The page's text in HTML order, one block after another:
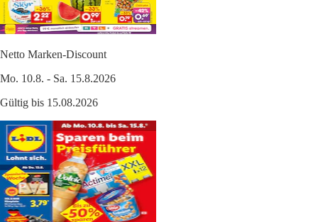
Netto Marken-Discount
Mo. 10.8. - Sa. 15.8.2026
Gültig bis 15.08.2026